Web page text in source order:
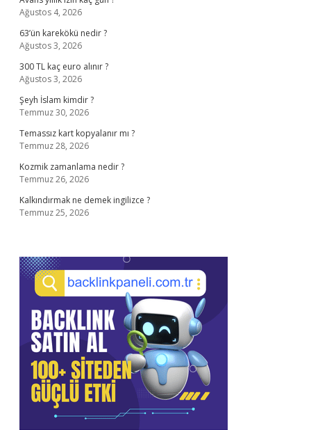
Ağustos 4, 2026
63’ün karekökü nedir ?
Ağustos 3, 2026
300 TL kaç euro alınır ?
Ağustos 3, 2026
Şeyh İslam kimdir ?
Temmuz 30, 2026
Temassız kart kopyalanır mı ?
Temmuz 28, 2026
Kozmik zamanlama nedir ?
Temmuz 26, 2026
Kalkındırmak ne demek ingilizce ?
Temmuz 25, 2026